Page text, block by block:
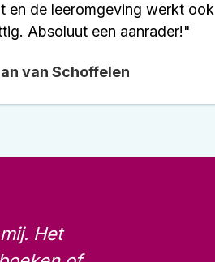
en de leeromgeving werkt ook
Absoluut een aanrader!"
van Schoffelen
Het